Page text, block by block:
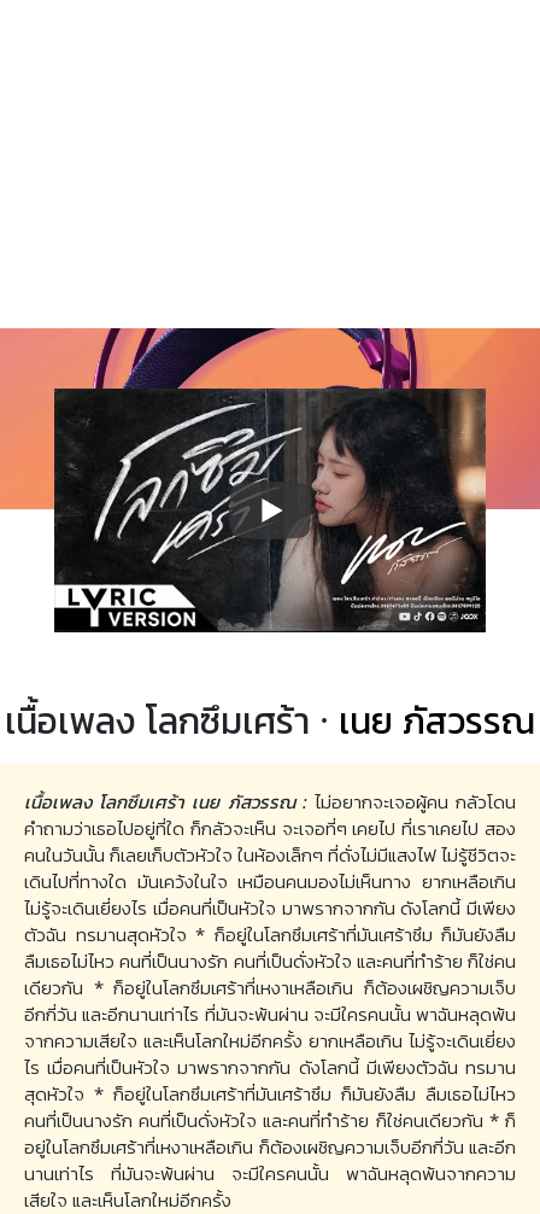
เนื้อเพลง โลกซึมเศร้า · เนย ภัสวรรณ
เนื้อเพลง โลกซึมเศร้า เนย ภัสวรรณ : ไม่อยากจะเจอผู้คน กลัวโดน
คำถามว่าเธอไปอยู่ที่ใด ก็กลัวจะเห็น จะเจอที่ๆ เคยไป ที่เราเคยไป สอง
คนในวันนั้น ก็เลยเก็บตัวหัวใจ ในห้องเล็กๆ ที่ดั่งไม่มีแสงไฟ ไม่รู้ชีวิตจะ
เดินไปที่ทางใด มันเคว้งในใจ เหมือนคนมองไม่เห็นทาง ยากเหลือเกิน
ไม่รู้จะเดินเยี่ยงไร เมื่อคนที่เป็นหัวใจ มาพรากจากกัน ดังโลกนี้ มีเพียง
ตัวฉัน ทรมานสุดหัวใจ * ก็อยู่ในโลกซึมเศร้าที่มันเศร้าซึม ก็มันยังลืม
ลืมเธอไม่ไหว คนที่เป็นนางรัก คนที่เป็นดั่งหัวใจ และคนที่ทำร้าย ก็ใช่คน
เดียวกัน * ก็อยู่ในโลกซึมเศร้าที่เหงาเหลือเกิน ก็ต้องเผชิญความเจ็บ
อีกกี่วัน และอีกนานเท่าไร ที่มันจะพ้นผ่าน จะมีใครคนนั้น พาฉันหลุดพ้น
จากความเสียใจ และเห็นโลกใหม่อีกครั้ง ยากเหลือเกิน ไม่รู้จะเดินเยี่ยง
ไร เมื่อคนที่เป็นหัวใจ มาพรากจากกัน ดังโลกนี้ มีเพียงตัวฉัน ทรมาน
สุดหัวใจ * ก็อยู่ในโลกซึมเศร้าที่มันเศร้าซึม ก็มันยังลืม ลืมเธอไม่ไหว
คนที่เป็นนางรัก คนที่เป็นดั่งหัวใจ และคนที่ทำร้าย ก็ใช่คนเดียวกัน * ก็
อยู่ในโลกซึมเศร้าที่เหงาเหลือเกิน ก็ต้องเผชิญความเจ็บอีกกี่วัน และอีก
นานเท่าไร ที่มันจะพ้นผ่าน จะมีใครคนนั้น พาฉันหลุดพ้นจากความ
เสียใจ และเห็นโลกใหม่อีกครั้ง